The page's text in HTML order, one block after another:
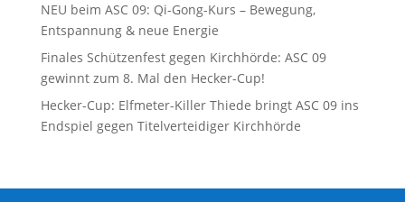
NEU beim ASC 09: Qi-Gong-Kurs – Bewegung,
Entspannung & neue Energie
Finales Schützenfest gegen Kirchhörde: ASC 09
gewinnt zum 8. Mal den Hecker-Cup!
Hecker-Cup: Elfmeter-Killer Thiede bringt ASC 09 ins
Endspiel gegen Titelverteidiger Kirchhörde